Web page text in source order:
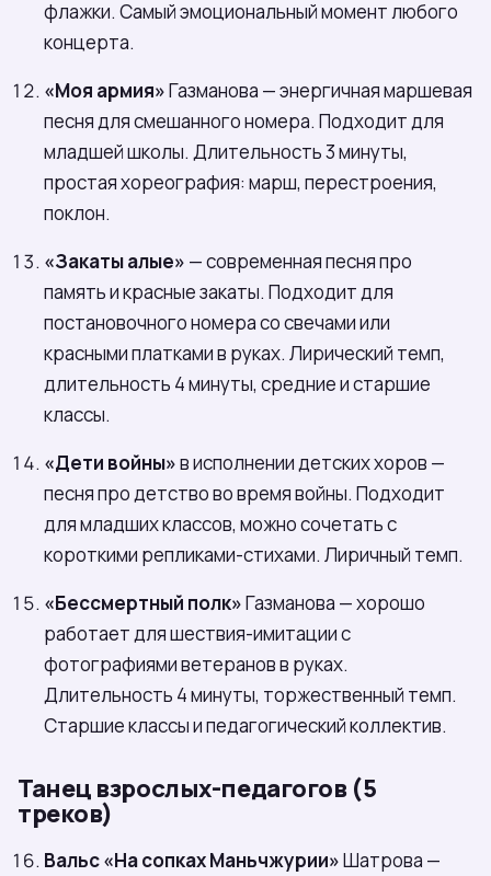
флажки. Самый эмоциональный момент любого
концерта.
«Моя армия»Газманова — энергичная маршевая
песня для смешанного номера. Подходит для
младшей школы. Длительность 3 минуты,
простая хореография: марш, перестроения,
поклон.
«Закаты алые» — современная песня про
память и красные закаты. Подходит для
постановочного номера со свечами или
красными платками в руках. Лирический темп,
длительность 4 минуты, средние и старшие
классы.
«Дети войны»в исполнении детских хоров —
песня про детство во время войны. Подходит
для младших классов, можно сочетать с
короткими реплика­ми-стихами. Лиричный темп.
«Бессмертный полк»Газманова — хорошо
работает для шествия-имитации с
фотографиями ветеранов в руках.
Длительность 4 минуты, торжественный темп.
Старшие классы и педагогический коллектив.
Танец взрослых-педагогов (5
треков)
Вальс «На сопках Маньчжурии»Шатрова —